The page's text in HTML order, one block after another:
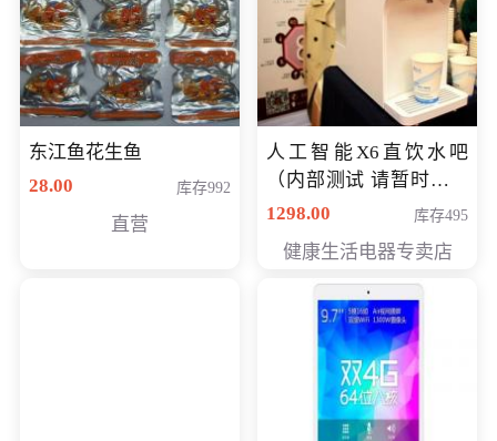
东江鱼花生鱼
28.00
库存992
直营
人工智能X6直饮水吧
（内部测试 请暂时不要
购买）
1298.00 库存495
健康生活电器专卖店